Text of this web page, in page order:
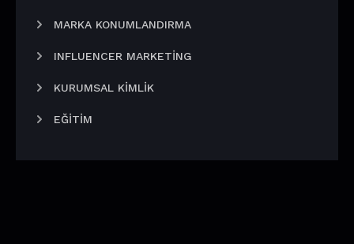
MARKA KONUMLANDIRMA
INFLUENCER MARKETING
KURUMSAL KIMLIK
EĞITIM